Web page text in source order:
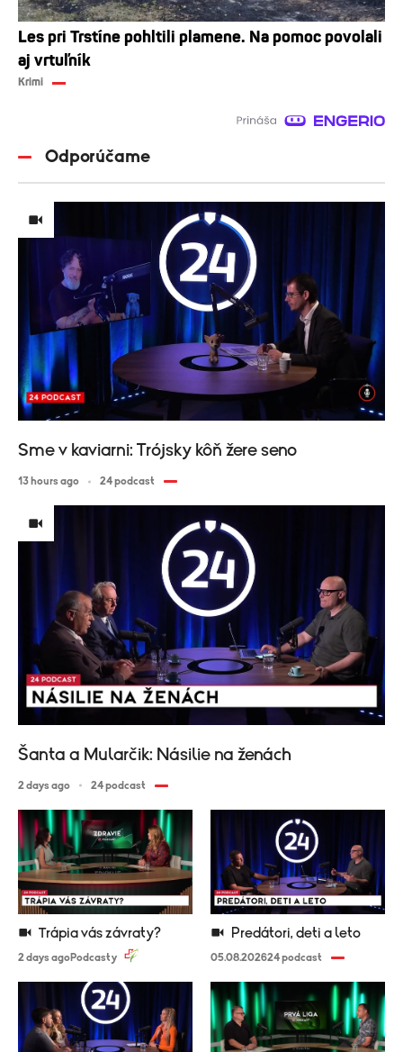
Les pri Trstíne pohltili plamene. Na pomoc povolali
aj vrtuľník
Krimi
Odporúčame
Sme v kaviarni: Trójsky kôň žere seno
13 hours ago 24 podcast
Šanta a Mularčik: Násilie na ženách
2 days ago 24 podcast
Trápia vás závraty?
2 days agoPodcasty
Predátori, deti a leto
05.08.202624 podcast